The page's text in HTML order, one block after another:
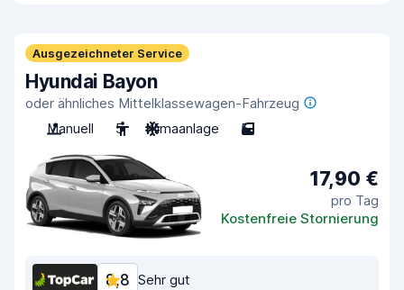
Ausgezeichneter Service
Hyundai Bayon
oder ähnliches Mittelklassewagen-Fahrzeug
Manuell
5 Klimaanlage 5
17,90 €
pro Tag
Kostenfreie Stornierung
8,8 Sehr gut